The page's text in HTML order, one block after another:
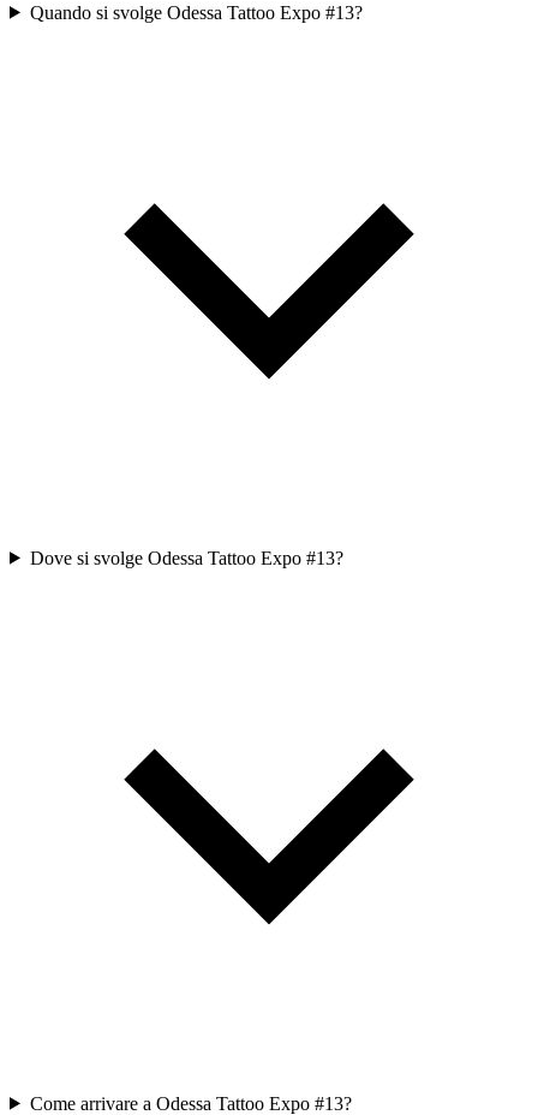
Quando si svolge Odessa Tattoo Expo #13?
Dove si svolge Odessa Tattoo Expo #13?
Come arrivare a Odessa Tattoo Expo #13?